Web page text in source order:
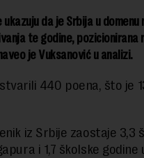
da je Srbija u
te godine, pozicionirana
je Vuksanović u analizi.
440 poena, što je
iz Srbije zaostaje 3,3
i 1,7 školske godine